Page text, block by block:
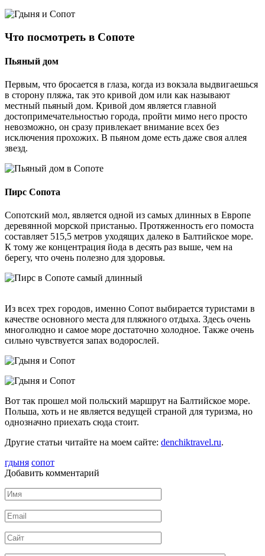
Что посмотреть в Сопоте
Пьяный дом
Первым, что бросается в глаза, когда из вокзала выдвигаешься
в сторону пляжа, так это кривой дом или как называют
местный пьяный дом. Кривой дом является главной
достопримечательностью города, пройти мимо него просто
невозможно, он сразу привлекает внимание всех без
исключения прохожих. В пьяном доме есть даже своя аллея
звезд.
Пирс Сопота
Сопотский мол, является одной из самых длинных в Европе
деревянной морской пристанью. Протяженность его помоста
составляет 515,5 метров уходящих далеко в Балтийское море.
К тому же концентрация йода в десять раз выше, чем на
берегу, что очень полезно для здоровья.
Из всех трех городов, именно Сопот выбирается туристами в
качестве основного места для пляжного отдыха. Здесь очень
многолюдно и самое море достаточно холодное. Также очень
сильно чувствуется запах водорослей.
Вот так прошел мой польский маршрут на Балтийское море.
Польша, хоть и не является ведущей страной для туризма, но
однозначно приехать сюда стоит.
Другие статьи читайте на моем сайте: denchiktravel.ru.
гдыня сопот
Добавить комментарий
Имя
*
Email
*
Сайт